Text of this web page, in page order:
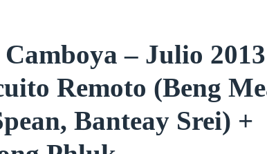
– Julio
Remoto (Beng
Banteay Srei) +